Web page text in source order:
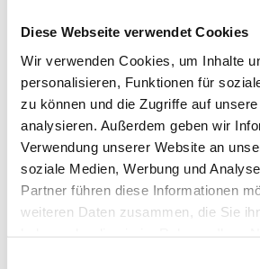
Diese Webseite verwendet Cookies
Wir verwenden Cookies, um Inhalte
personalisieren, Funktionen für
zu können und die Zugriffe auf
analysieren. Außerdem geben wir
Verwendung unserer Website an
soziale Medien, Werbung und
Partner führen diese Informationen
weiteren Daten zusammen, die Sie
Deutschland wird diese zwar
grundsätzlich steuerfrei
unterliegen sie dem
Progressionsvorbehalt.
dass im Rahmen der
Einkommensteuererklärung